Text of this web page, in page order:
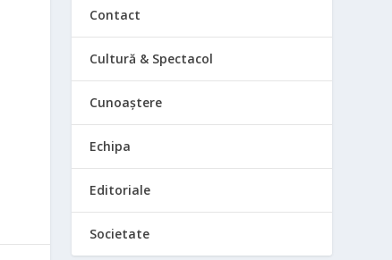
Contact
Cultură & Spectacol
Cunoaștere
Echipa
Editoriale
Societate